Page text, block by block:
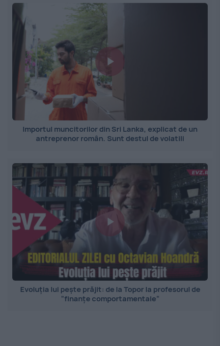
Importul muncitorilor din Sri Lanka, explicat de un
antreprenor român. Sunt destul de volatili
Evoluția lui pește prăjit: de la Topor la profesorul de
”finanțe comportamentale”